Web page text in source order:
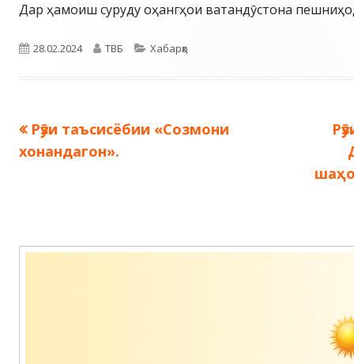
Дар ҳамоиш суруду оҳангҳои ватандӯстона
Опубликовано
28.02.2024 Автор
ТВБ Рубрики
Хабарҳо
Навигация
Предыдущая
запись:
Рӯзи таъсисёбии «Созмони
хонандагон».
Содержимое